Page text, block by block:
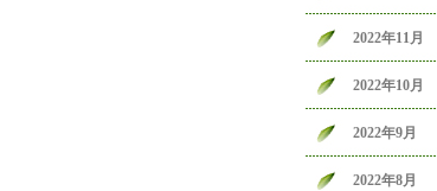
2022年11月
2022年10月
2022年9月
2022年8月